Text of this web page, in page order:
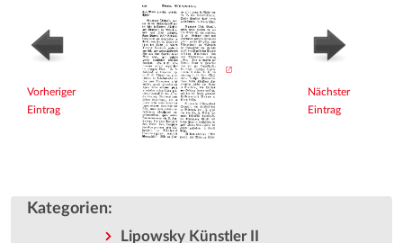
Vorheriger
Eintrag
Nächster
Eintrag
Kategorien:
Lipowsky Künstler II